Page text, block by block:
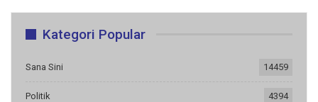
Kategori Popular
Sana Sini 14459
Politik 4394